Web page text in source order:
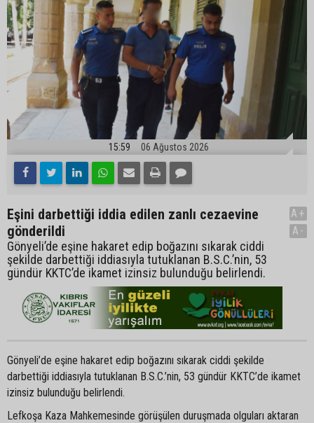
15:59 06 Ağustos 2026
Eşini darbettiği iddia edilen zanlı cezaevine
gönderildi
Gönyeli’de eşine hakaret edip boğazını sıkarak ciddi
şekilde darbettiği iddiasıyla tutuklanan B.S.C.’nin, 53
gündür KKTC’de ikamet izinsiz bulunduğu belirlendi.
A+
A-
Gönyeli’de eşine hakaret edip boğazını sıkarak ciddi şekilde
darbettiği iddiasıyla tutuklanan B.S.C.’nin, 53 gündür KKTC’de ikamet
izinsiz bulunduğu belirlendi.
Lefkoşa Kaza Mahkemesinde görüşülen duruşmada olguları aktaran